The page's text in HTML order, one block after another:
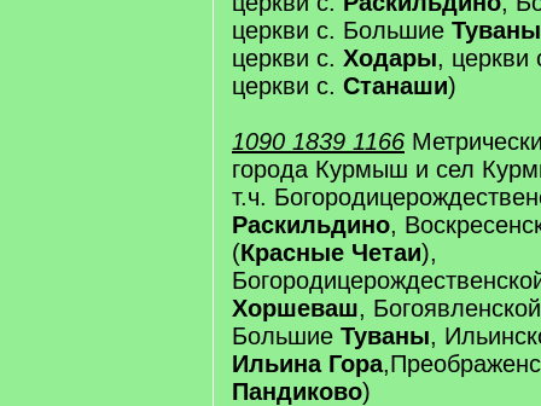
церкви с. Большие Туваны
церкви с. Ходары, церкви
церкви с. Станаши)
1090 1839 1166
города Курмыш и сел
т.ч.
Раскильдино,
(Красные Четаи),
Хоршеваш,
Большие Туваны,
Ильина Гора
Пандиково)